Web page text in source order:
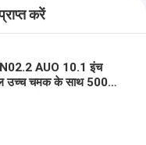
करें
AUO 10.1 इंच
उच्च चमक के साथ 500